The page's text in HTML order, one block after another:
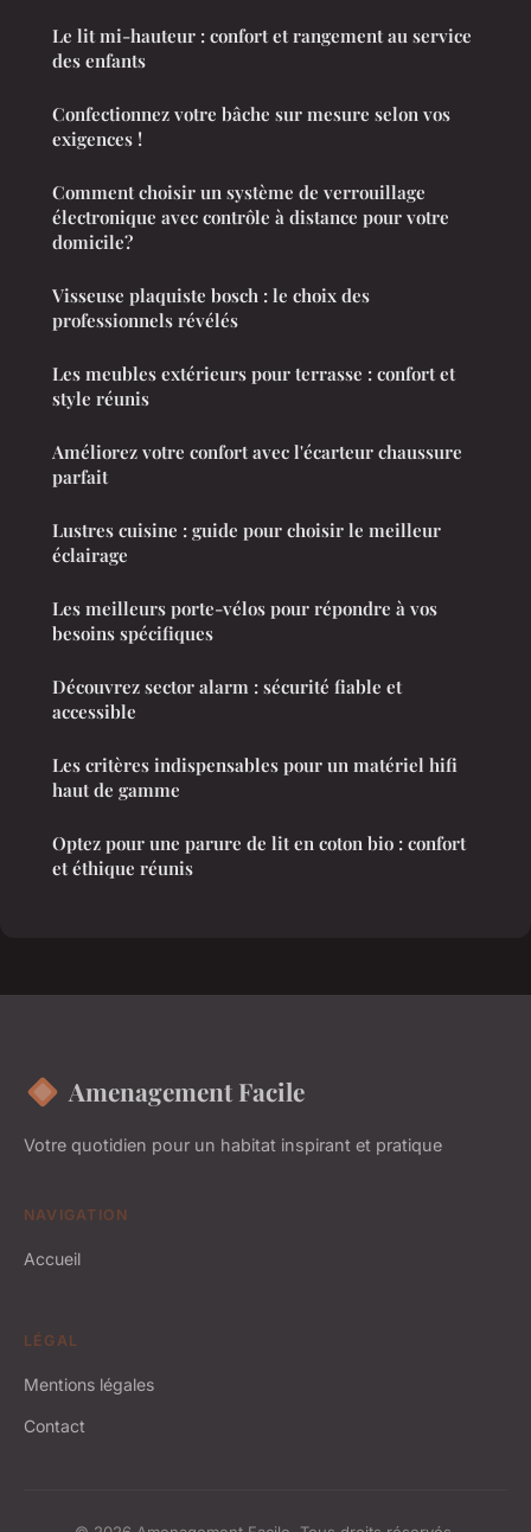
Le lit mi-hauteur : confort et rangement au service
des enfants
Confectionnez votre bâche sur mesure selon vos
exigences !
Comment choisir un système de verrouillage
électronique avec contrôle à distance pour votre
domicile?
Visseuse plaquiste bosch : le choix des
professionnels révélés
Les meubles extérieurs pour terrasse : confort et
style réunis
Améliorez votre confort avec l'écarteur chaussure
parfait
Lustres cuisine : guide pour choisir le meilleur
éclairage
Les meilleurs porte-vélos pour répondre à vos
besoins spécifiques
Découvrez sector alarm : sécurité fiable et
accessible
Les critères indispensables pour un matériel hifi
haut de gamme
Optez pour une parure de lit en coton bio : confort
et éthique réunis
Amenagement Facile
Votre quotidien pour un habitat inspirant et pratique
NAVIGATION
Accueil
LÉGAL
Mentions légales
Contact